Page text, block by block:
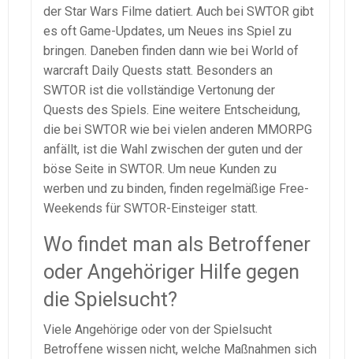
der Star Wars Filme datiert. Auch bei SWTOR gibt
es oft Game-Updates, um Neues ins Spiel zu
bringen. Daneben finden dann wie bei World of
warcraft Daily Quests statt. Besonders an
SWTOR ist die vollständige Vertonung der
Quests des Spiels. Eine weitere Entscheidung,
die bei SWTOR wie bei vielen anderen MMORPG
anfällt, ist die Wahl zwischen der guten und der
böse Seite in SWTOR. Um neue Kunden zu
werben und zu binden, finden regelmäßige Free-
Weekends für SWTOR-Einsteiger statt.
Wo findet man als Betroffener
oder Angehöriger Hilfe gegen
die Spielsucht?
Viele Angehörige oder von der Spielsucht
Betroffene wissen nicht, welche Maßnahmen sich